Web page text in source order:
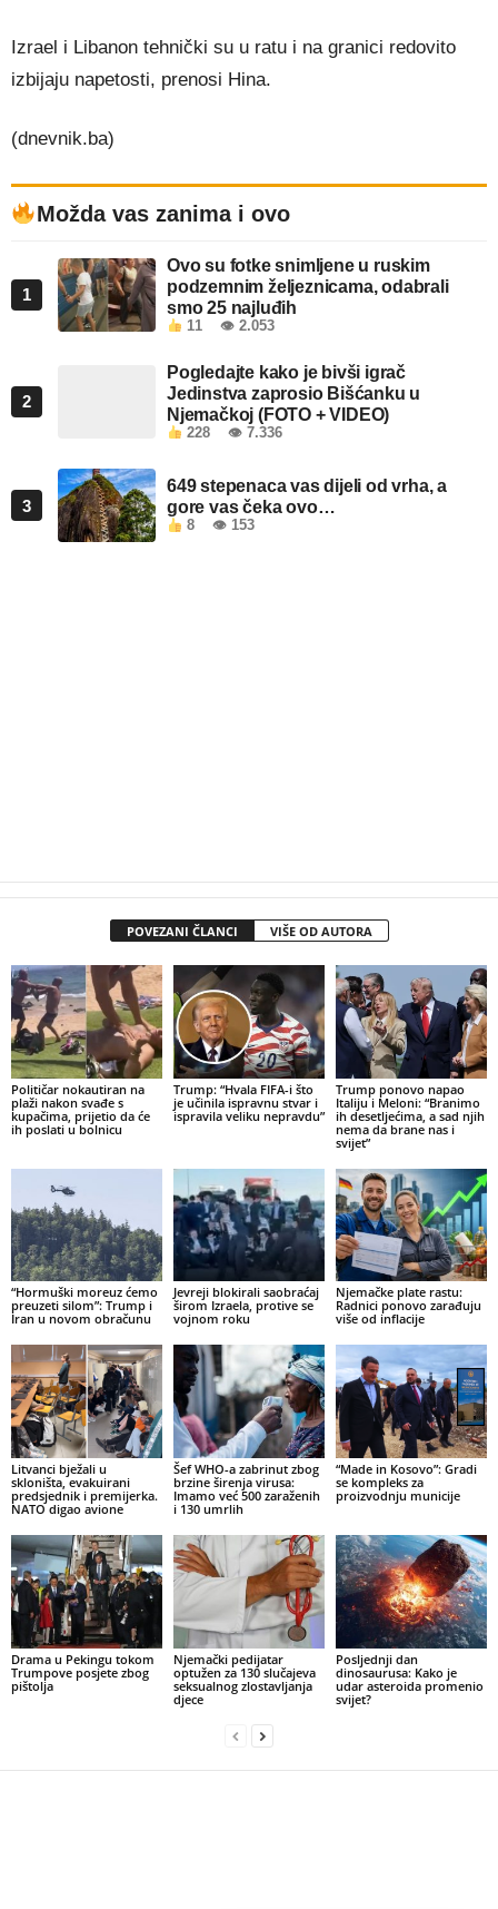
Izrael i Libanon tehnički su u ratu i na granici redovito
izbijaju napetosti, prenosi Hina.
(dnevnik.ba)
Možda vas zanima i ovo
1
Ovo su fotke snimljene u ruskim
podzemnim željeznicama, odabrali
smo 25 najluđih
11 👁 2.053
2
Pogledajte kako je bivši igrač
Jedinstva zaprosio Bišćanku u
Njemačkoj (FOTO + VIDEO)
228 👁 7.336
3
649 stepenaca vas dijeli od vrha, a
gore vas čeka ovo…
8 👁 153
POVEZANI ČLANCI VIŠE OD AUTORA
Političar nokautiran na
plaži nakon svađe s
kupačima, prijetio da će
ih poslati u bolnicu
Trump: “Hvala FIFA-i što
je učinila ispravnu stvar i
ispravila veliku nepravdu”
Trump ponovo napao
Italiju i Meloni: “Branimo
ih desetljećima, a sad njih
nema da brane nas i
svijet”
“Hormuški moreuz ćemo
preuzeti silom”: Trump i
Iran u novom obračunu
Jevreji blokirali saobraćaj
širom Izraela, protive se
vojnom roku
Njemačke plate rastu:
Radnici ponovo zarađuju
više od inflacije
Litvanci bježali u
skloništa, evakuirani
predsjednik i premijerka.
NATO digao avione
Šef WHO-a zabrinut zbog
brzine širenja virusa:
Imamo već 500 zaraženih
i 130 umrlih
“Made in Kosovo”: Gradi
se kompleks za
proizvodnju municije
Drama u Pekingu tokom
Trumpove posjete zbog
pištolja
Njemački pedijatar
optužen za 130 slučajeva
seksualnog zlostavljanja
djece
Posljednji dan
dinosaurusa: Kako je
udar asteroida promenio
svijet?